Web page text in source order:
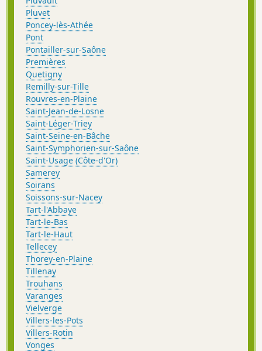
Pluvet
Poncey-lès-Athée
Pont
Pontailler-sur-Saône
Premières
Quetigny
Remilly-sur-Tille
Rouvres-en-Plaine
Saint-Jean-de-Losne
Saint-Léger-Triey
Saint-Seine-en-Bâche
Saint-Symphorien-sur-Saône
Saint-Usage (Côte-d'Or)
Samerey
Soirans
Soissons-sur-Nacey
Tart-l'Abbaye
Tart-le-Bas
Tart-le-Haut
Tellecey
Thorey-en-Plaine
Tillenay
Trouhans
Varanges
Vielverge
Villers-les-Pots
Villers-Rotin
Vonges